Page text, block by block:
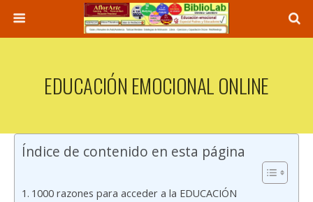
EDUCACIÓN EMOCIONAL ONLINE
Índice de contenido en esta página
1000 razones para acceder a la EDUCACIÓN